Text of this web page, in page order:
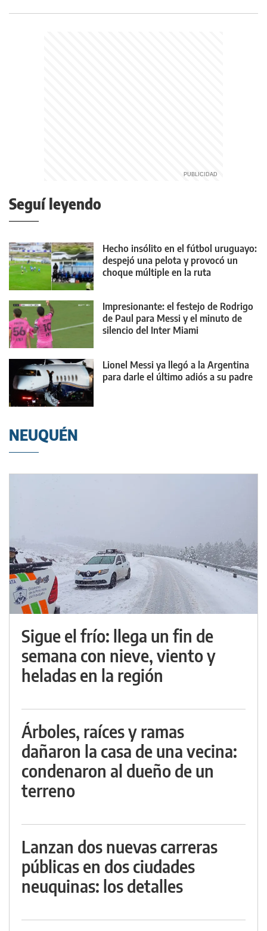
Seguí leyendo
Hecho insólito en el fútbol uruguayo:
despejó una pelota y provocó un
choque múltiple en la ruta
Impresionante: el festejo de Rodrigo
de Paul para Messi y el minuto de
silencio del Inter Miami
Lionel Messi ya llegó a la Argentina
para darle el último adiós a su padre
NEUQUÉN
Sigue el frío: llega un fin de
semana con nieve, viento y
heladas en la región
Árboles, raíces y ramas
dañaron la casa de una vecina:
condenaron al dueño de un
terreno
Lanzan dos nuevas carreras
públicas en dos ciudades
neuquinas: los detalles